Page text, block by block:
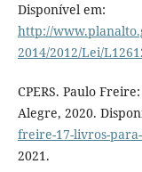
Disponível em:
http://
2014/2012/Lei/
CPERS. Paulo
Alegre, 2020.
freire-17-livros-
2021.